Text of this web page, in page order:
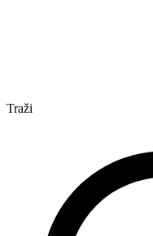
Traži